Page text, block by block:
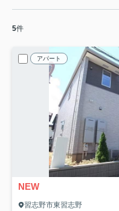
5件
アパート
NEW
習志野市東習志野